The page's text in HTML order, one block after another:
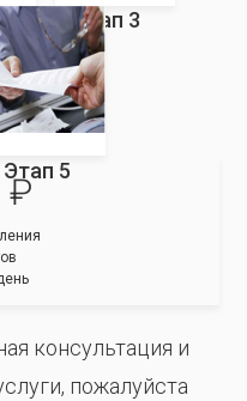
Этап 3
Этап 5
₽
консультация и
пожалуйста